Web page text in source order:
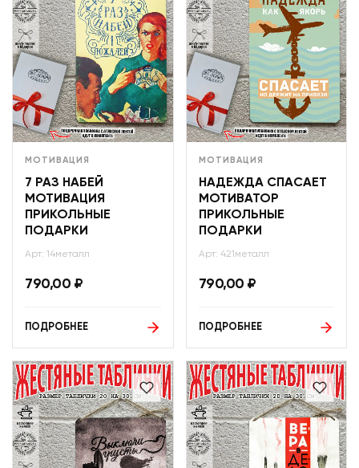
МОТИВАЦИЯ
7 РАЗ НАБЕЙ
МОТИВАЦИЯ
ПРИКОЛЬНЫЕ
ПОДАРКИ
Арт: 14металл
790,00 ₽
ПОДРОБНЕЕ
МОТИВАЦИЯ
НАДЕЖДА СПАСАЕТ
МОТИВАТОР
ПРИКОЛЬНЫЕ
ПОДАРКИ
Арт: 421металл
790,00 ₽
ПОДРОБНЕЕ